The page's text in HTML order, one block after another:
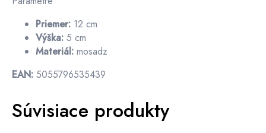
Priemer: 12 cm
Výška: 5 cm
Materiál: mosadz
EAN: 5055796535439
Súvisiace produkty